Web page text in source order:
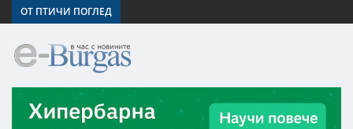
ОТ ПТИЧИ ПОГЛЕД